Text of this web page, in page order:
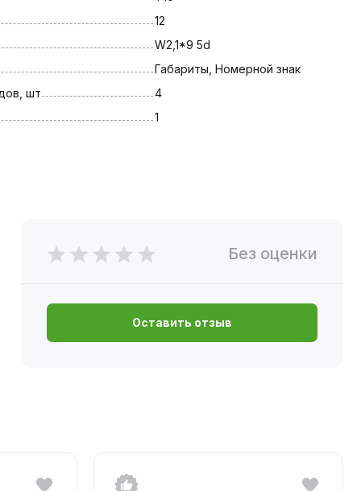
12
W2,1*9 5d
Габариты, Номерной знак
шт
4
1
Без оценки
Оставить отзыв